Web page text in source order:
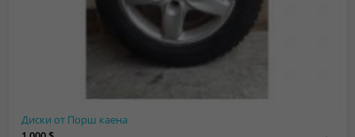
Диски от Порш каена